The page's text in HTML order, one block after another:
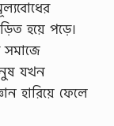
হয়ে পড়ে।
সমাজে
যখন
হারিয়ে ফেলে